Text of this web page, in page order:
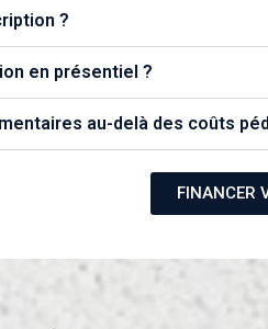
?
en présentiel ?
au-delà des coûts
FINANCER